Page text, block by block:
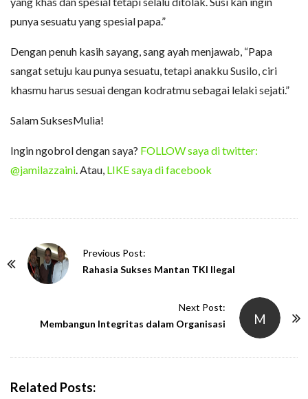
punya sesuatu yang spesial papa.”
Dengan penuh kasih sayang, sang ayah menjawab, “Papa
sangat setuju kau punya sesuatu, tetapi anakku Susilo, ciri
khasmu harus sesuai dengan kodratmu sebagai lelaki sejati.”
Salam SuksesMulia!
Ingin ngobrol dengan saya? FOLLOW saya di twitter:
@jamilazzaini. Atau, LIKE saya di facebook
Previous Post:
Rahasia Sukses Mantan TKI Ilegal
M
Next Post:
Membangun Integritas dalam Organisasi
Related Posts: